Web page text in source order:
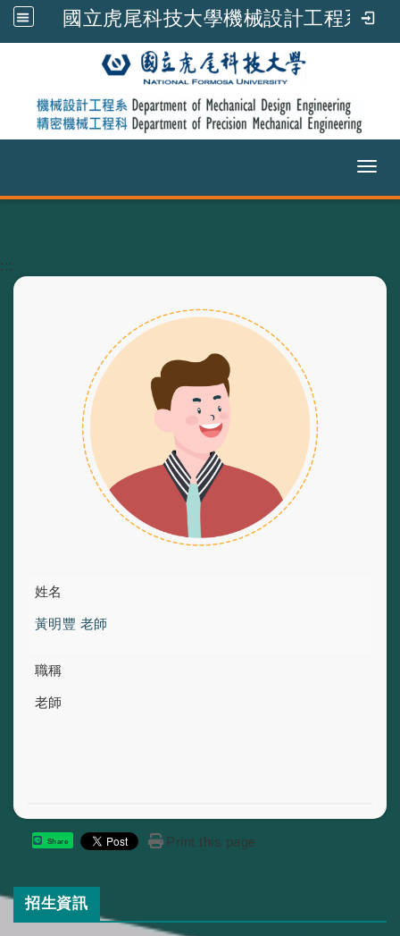
國立虎尾科技大學機械設計工程系
:::
姓名
黃明豐 老師
職稱
老師
Share Print this page
招生資訊